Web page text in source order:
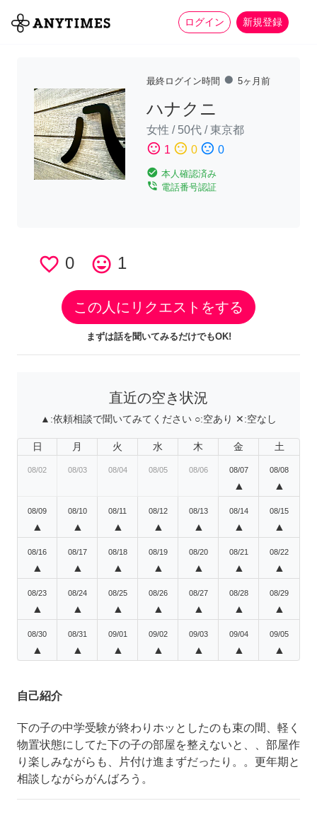
ログイン 新規登録
全て 家事 more_horiz
最終ログイン時間 fiber_manual_record 5ヶ月前
ハナクニ
女性 / 50代 /東京都
sentiment_satisfied 1 sentiment_neutral 0 sentiment_dissatisfied 0
check_circle 本人確認済み
phone_in_talk 電話番号認証
favorite_border 0 tag_faces 1
この人にリクエストをする
まずは話を聞いてみるだけでもOK!
直近の空き状況
▲:依頼相談で聞いてみてください ○:空あり ✕:空なし
日 月 火 水 木 金 土
08/02 08/03 08/04 08/05 08/06 08/07
▲
08/08
▲
08/09
▲
08/10
▲
08/11
▲
08/12
▲
08/13
▲
08/14
▲
08/15
▲
08/16
▲
08/17
▲
08/18
▲
08/19
▲
08/20
▲
08/21
▲
08/22
▲
08/23
▲
08/24
▲
08/25
▲
08/26
▲
08/27
▲
08/28
▲
08/29
▲
08/30
▲
08/31
▲
09/01
▲
09/02
▲
09/03
▲
09/04
▲
09/05
▲
自己紹介
下の子の中学受験が終わりホッとしたのも束の間、軽く
物置状態にしてた下の子の部屋を整えないと、、部屋作
り楽しみながらも、片付け進まずだったり。。更年期と
相談しながらがんばろう。